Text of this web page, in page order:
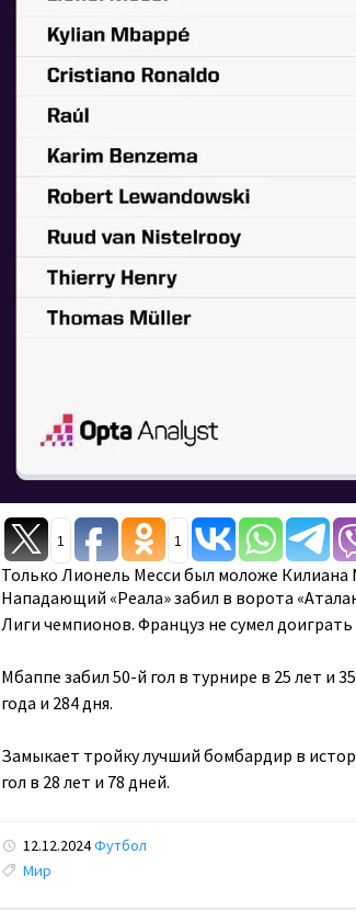
1 1
Только Лионель Месси был моложе Килиана
Нападающий «Реала» забил в ворота
Лиги чемпионов. Француз не сумел
Мбаппе забил 50-й гол в турнире в 25 лет и
года и 284 дня.
Замыкает тройку лучший бомбардир в
гол в 28 лет и 78 дней.
12.12.2024Футбол
Tags:
Мир